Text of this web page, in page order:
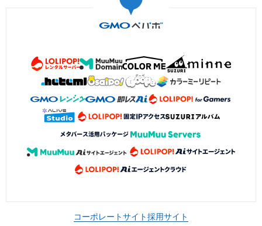
コーポレートサイト採用サイト